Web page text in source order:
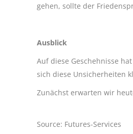
gehen, sollte der
Ausblick
Auf diese Geschehnisse
sich diese Unsicherheiten
Zunächst erwarten wir
Source: Futures-Services